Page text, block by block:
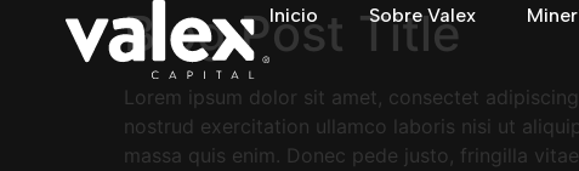
Inicio Sobre Valex
Blog Post Title
Lorem ipsum dolor sit amet, consectet
nostrud exercitation ullamco laboris nisi ut
massa quis enim. Donec pede justo, fringilla